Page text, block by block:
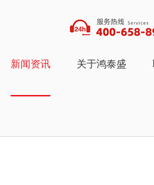
新闻资讯 关于鸿泰盛